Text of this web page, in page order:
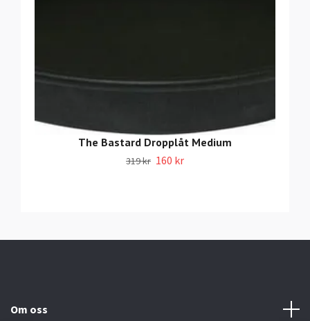
The Bastard Dropplåt Medium
319 kr 160 kr
Om oss